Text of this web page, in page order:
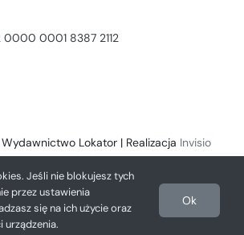
0000 0001 8387 2112
Lokator | Realizacja Invisio
- Digital Solutions
Jeśli nie blokujesz tych
przez ustawienia
się na ich użycie oraz
urządzenia.
Ok